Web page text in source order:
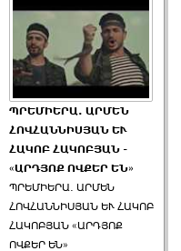
ՊՐԵՄԻԵՐԱ. ԱՐՄԵՆ
ՀՈՎՀԱՆՆԻՍՅԱՆ ԵՒ
ՀԱԿՈԲ ՀԱԿՈԲՅԱՆ -
«ԱՐԴՅՈՔ ՈՎՔԵՐ ԵՆ»
ՊՐԵՄԻԵՐԱ. ԱՐՄԵՆ
ՀՈՎՀԱՆՆԻՍՅԱՆ ԵՒ ՀԱԿՈԲ
ՀԱԿՈԲՅԱՆ «ԱՐԴՅՈՔ
ՈՎՔԵՐ ԵՆ»